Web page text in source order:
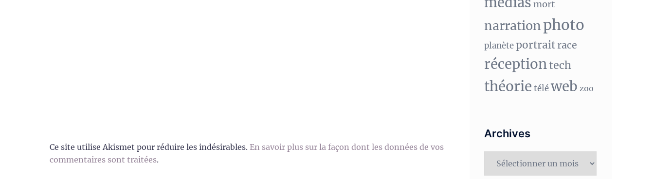
Ce site utilise Akismet pour réduire les indésirables. En savoir plus sur la façon dont les données de vos
commentaires sont traitées.
mort
narrationphoto
planète portrait race
réceptiontech
théorie téléweb zoo
Archives